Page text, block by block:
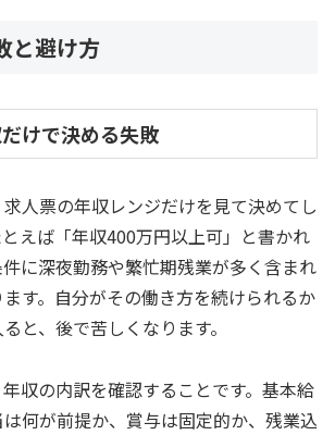
と避け方
けで決める失敗
人票の年収レンジだけを見て決めてし
えば「年収400万円以上可」と書かれ
に深夜勤務や繁忙期残業が多く含まれ
す。自分がその働き方を続けられるか
と、後で苦しくなります。
収の内訳を確認することです。基本給
何が前提か、賞与は固定的か、残業込